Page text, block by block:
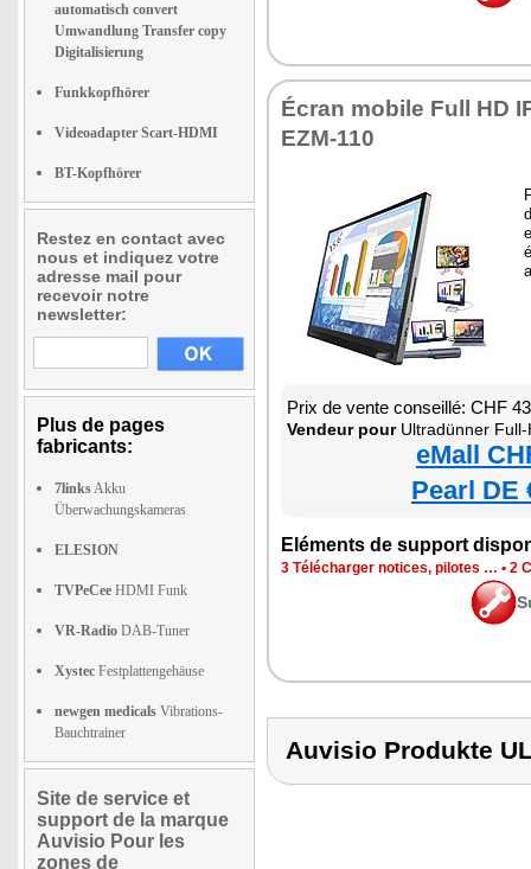
automatisch convert
Umwandlung Transfer copy
Digitalisierung
Funkkopfhörer
Videoadapter Scart-HDMI
BT-Kopfhörer
Restez en contact avec
nous et indiquez votre
adresse mail pour
recevoir notre
newsletter:
Plus de pages
fabricants:
7linksAkku
Überwachungskameras
ELESION
TVPeCee HDMI Funk
VR-Radio DAB-Tuner
Xystec Festplattengehäuse
newgen medicals Vibrations-
Bauchtrainer
Site de service et
support de la marque
Auvisio Pour les
zones de
Écran mobile Full HD
EZM-110
Prix de vente conseillé: CHF
Vendeur pourUltradünner Full-
eMall
Pearl DE
Eléments de support
3 Télécharger notices, pilotes … • 2
Auvisio Produkte